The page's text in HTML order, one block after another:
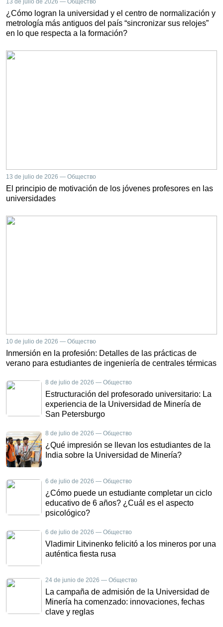
13 de julio de 2026 — Общество
¿Cómo logran la universidad y el centro de normalización y
metrología más antiguos del país “sincronizar sus relojes”
en lo que respecta a la formación?
13 de julio de 2026 — Общество
El principio de motivación de los jóvenes profesores en las
universidades
10 de julio de 2026 — Общество
Inmersión en la profesión: Detalles de las prácticas de
verano para estudiantes de ingeniería de centrales térmicas
8 de julio de 2026 — Общество
Estructuración del profesorado universitario: La
experiencia de la Universidad de Minería de
San Petersburgo
8 de julio de 2026 — Общество
¿Qué impresión se llevan los estudiantes de la
India sobre la Universidad de Minería?
6 de julio de 2026 — Общество
¿Cómo puede un estudiante completar un ciclo
educativo de 6 años? ¿Cuál es el aspecto
psicológico?
6 de julio de 2026 — Общество
Vladimir Litvinenko felicitó a los mineros por una
auténtica fiesta rusa
24 de junio de 2026 — Общество
La campaña de admisión de la Universidad de
Minería ha comenzado: innovaciones, fechas
clave y reglas